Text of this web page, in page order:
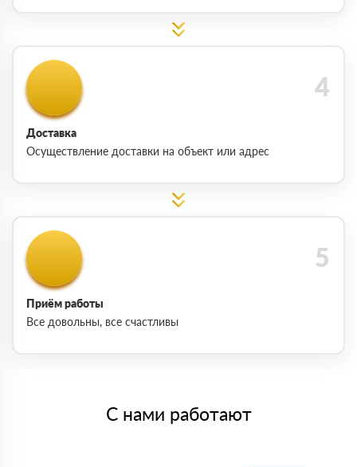
Доставка
Осуществление доставки на объект или адрес
Приём работы
Все довольны, все счастливы
С нами работают